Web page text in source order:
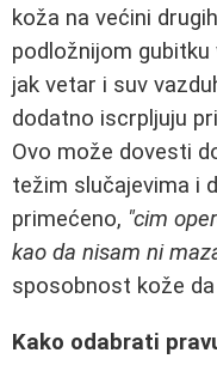
koža na većini
podložnijom gubitku
jak vetar i suv
dodatno iscrpljuju
Ovo može dovesti
težim slučajevima i
primećeno, "cim
kao da nisam ni
sposobnost kože
Kako odabrati